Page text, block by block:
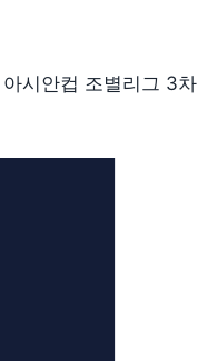
시안컵 조별리그 3차